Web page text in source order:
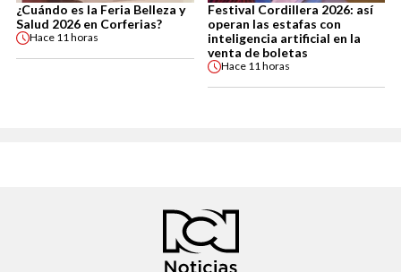
¿Cuándo es la Feria Belleza y
Salud 2026 en Corferias?
Hace 11 horas
Festival Cordillera 2026: así
operan las estafas con
inteligencia artificial en la
venta de boletas
Hace 11 horas